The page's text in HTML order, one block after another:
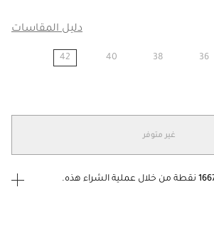
دليل المقاسات
36
38
40
42
غير متوفر
نقطة من خلال عملية الشراء هذه.